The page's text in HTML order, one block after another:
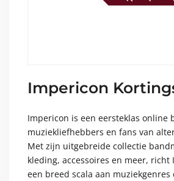
Impericon
Impericon is een eersteklas online
muziekliefhebbers en fans van
Met zijn uitgebreide collectie
kleding, accessoires en meer, richt
een breed scala aan